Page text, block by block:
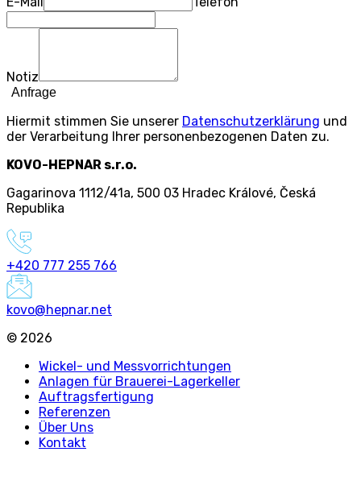
Notiz
Anfrage
Hiermit stimmen Sie unserer Datenschutzerklärung und
der Verarbeitung Ihrer personenbezogenen Daten zu.
KOVO-HEPNAR s.r.o.
Gagarinova 1112/41a, 500 03 Hradec Králové, Česká
Republika
+420 777 255 766
kovo@hepnar.net
© 2026
Wickel- und Messvorrichtungen
Anlagen für Brauerei-Lagerkeller
Auftragsfertigung
Referenzen
Über Uns
Kontakt